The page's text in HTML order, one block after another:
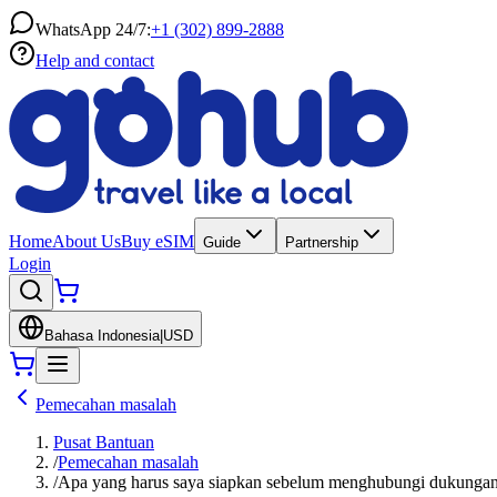
WhatsApp 24/7:+1 (302) 899-2888
Help and contact
HomeAbout UsBuy eSIM Guide Partnership
Login
Bahasa Indonesia| USD
Pemecahan masalah
Pusat Bantuan
/Pemecahan masalah
/Apa yang harus saya siapkan sebelum menghubungi